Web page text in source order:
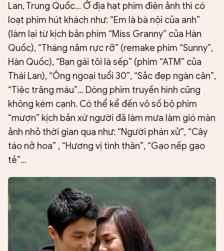
Lan, Trung Quốc… Ở địa hạt phim điện ảnh thì có
loạt phim hút khách như: “Em là bà nội của anh”
(làm lại từ kịch bản phim “Miss Granny” của Hàn
Quốc), “Tháng năm rực rỡ” (remake phim “Sunny”,
Hàn Quốc), “Bạn gái tôi là sếp” (phim “ATM” của
Thái Lan), “Ông ngoại tuổi 30”, “Sắc đẹp ngàn cân”,
“Tiệc trăng máu”… Dòng phim truyền hình cũng
không kém cạnh. Có thể kể đến vô số bộ phim
“mượn” kịch bản xứ người đã làm mưa làm gió màn
ảnh nhỏ thời gian qua như: “Người phán xử”, “Cây
táo nở hoa” , “Hương vị tình thân”, “Gạo nếp gạo
tẻ”…